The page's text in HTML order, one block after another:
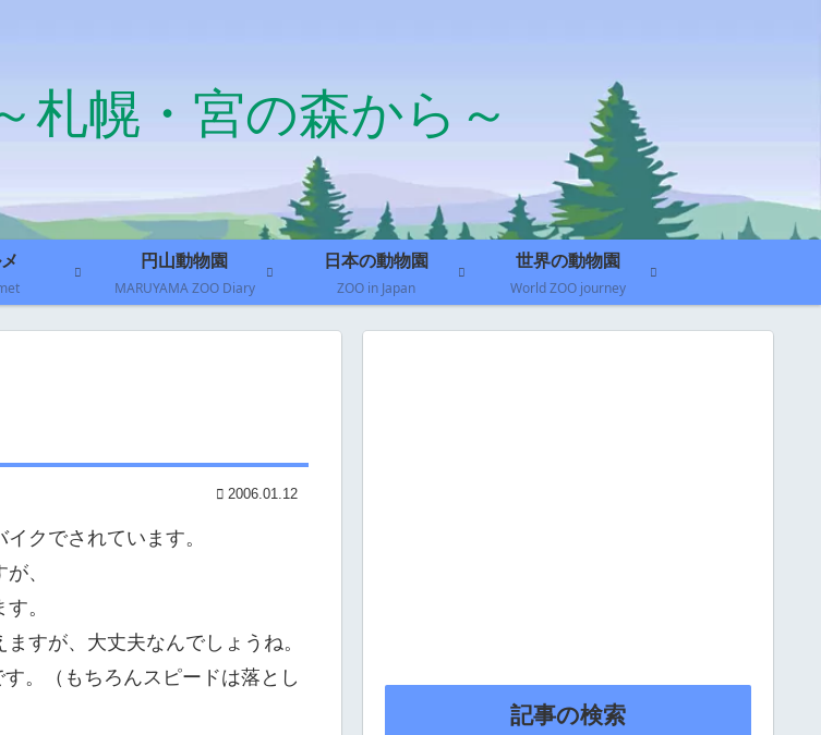
幌・宮の森から～
円山動物園
MARUYAMA ZOO Diary
日本の動物園
ZOO in Japan
世界の動物園
World ZOO journey
2006.01.12
クでされています。
、
。
すが、大丈夫なんでしょうね。
。（もちろんスピードは落とし
記事の検索